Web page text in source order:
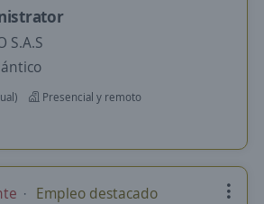
S.A.S
Presencial y remoto
Empleo destacado